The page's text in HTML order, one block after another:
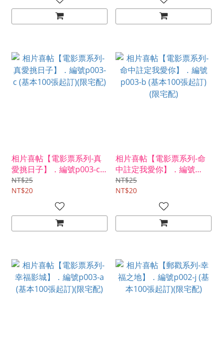
相片喜帖【電影票系列-真
愛挑日子】．編號p003-c
(基本100張起訂)(限宅配)
NT$25
NT$20
相片喜帖【電影票系列-命
中註定我愛你】．編號
p003-b (基本100張起訂)
(限宅配)
NT$25
NT$20